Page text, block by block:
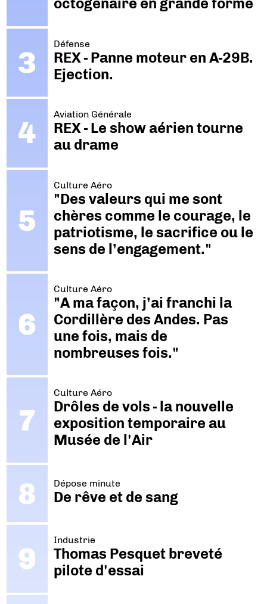
octogénaire en grande forme
Défense
REX - Panne moteur en A-29B.
Ejection.
Aviation Générale
REX - Le show aérien tourne
au drame
Culture Aéro
"Des valeurs qui me sont
chères comme le courage, le
patriotisme, le sacrifice ou le
sens de l’engagement."
Culture Aéro
"A ma façon, j’ai franchi la
Cordillère des Andes. Pas
une fois, mais de
nombreuses fois."
Culture Aéro
Drôles de vols - la nouvelle
exposition temporaire au
Musée de l'Air
Dépose minute
De rêve et de sang
Industrie
Thomas Pesquet breveté
pilote d'essai